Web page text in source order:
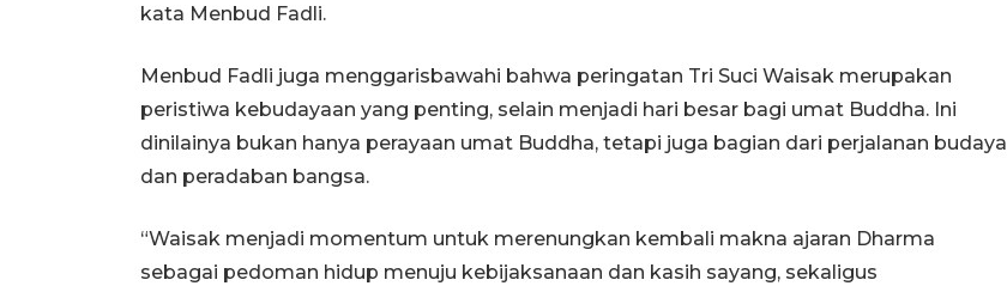
kata Menbud Fadli.
Menbud Fadli juga menggarisbawahi bahwa peringatan Tri Suci Waisak merupakan
peristiwa kebudayaan yang penting, selain menjadi hari besar bagi umat Buddha. Ini
dinilainya bukan hanya perayaan umat Buddha, tetapi juga bagian dari perjalanan budaya
dan peradaban bangsa.
“Waisak menjadi momentum untuk merenungkan kembali makna ajaran Dharma
sebagai pedoman hidup menuju kebijaksanaan dan kasih sayang, sekaligus